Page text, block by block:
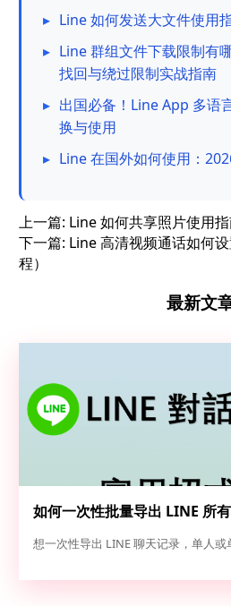
▸ Line 如何发送大文件使用
▸ Line 群组文件下载限制有
找回与绕过限制实战指南
▸ 出国必备！Line App 多语
换与使用
▸ Line 在国外如何使用：
上一篇: Line 如何共享照片使用
下一篇: Line 高清视频通话如何
程）
最新文
如何一次性批量导出 LINE 所
想一次性导出 LINE 聊天记录，单人